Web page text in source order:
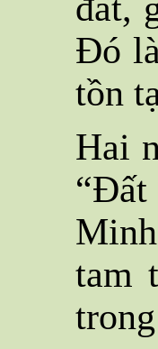
Đó
tồn
Hai
“Đất
tam